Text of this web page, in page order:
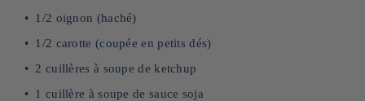
1/2 oignon (haché)
1/2 carotte (coupée en petits dés)
2 cuillères à soupe de ketchup
1 cuillère à soupe de sauce soja